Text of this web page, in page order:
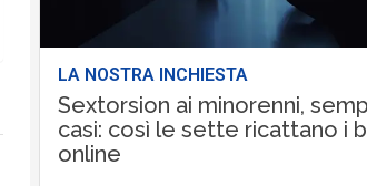
LA NOSTRA INCHIESTA
Sextorsion ai minorenni,
casi: così le sette ricattano i
online